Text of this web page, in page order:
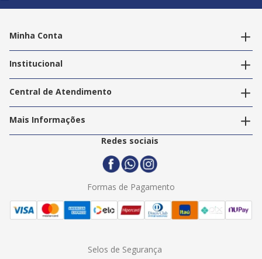
Minha Conta
Editar endereços
Institucional
Nossas Lojas
Trabalhe Conosco
Central de Atendimento
Política de Privacidade
Termos e Condições
Politica de Entrega
Mais Informações
2ª Via Nota Fiscal
Redes sociais
Formas de Pagamento
Selos de Segurança